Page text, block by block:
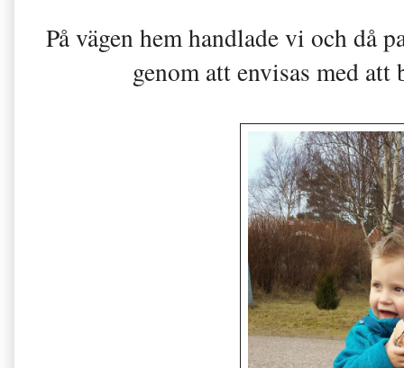
På vägen hem handlade vi och då
genom att envisas med